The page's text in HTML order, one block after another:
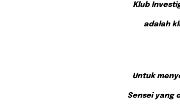
Klub
adalah
Untuk
Sensei yang